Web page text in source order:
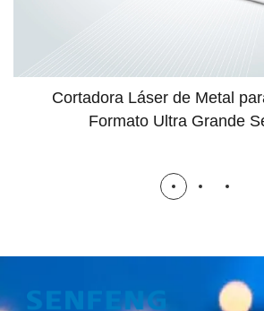
Cortadora Láser de Metal
Formato Ultra Grande